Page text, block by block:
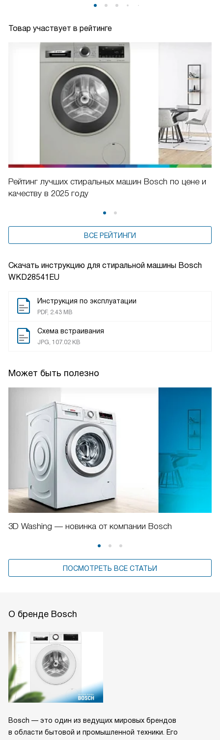
Скачать инструкцию для стиральной машины Bosch
WKD28541EU
Инструкция по эксплуатации
PDF, 2.43 MB
Схема встраивания
JPG, 107.02 KB
Может быть полезно
3D Washing — новинка от компании Bosch
ПОСМОТРЕТЬ ВСЕ СТАТЬИ
Товар участвует в рейтинге
Рейтинг лучших стиральных машин Bosch по цене и
качеству в 2025 году
ВСЕ РЕЙТИНГИ
О бренде Bosch
Bosch — это один из ведущих мировых брендов
в области бытовой и промышленной техники. Его